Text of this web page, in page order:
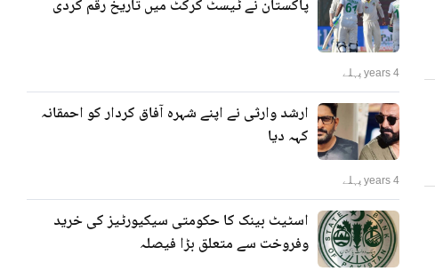
پاکستان نے ٹیسٹ کرکٹ میں تاریخ رقم کردی
4 years پہلے
ارشد وارثی نے اپنے شہرہ آفاق کردار کو احمقانہ
کہہ دیا
4 years پہلے
اسٹیٹ بینک کا حکومتی سیکیورٹیز کی خرید
وفروخت سے متعلق بڑا فیصلہ